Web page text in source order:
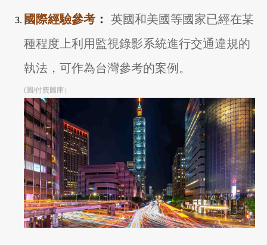
國際經驗參考 ：
英國和美國等國家已經在某
種程度上利用監視錄影系統進行交通違規的
執法，可作為台灣參考的案例。
(圖/付費圖庫）